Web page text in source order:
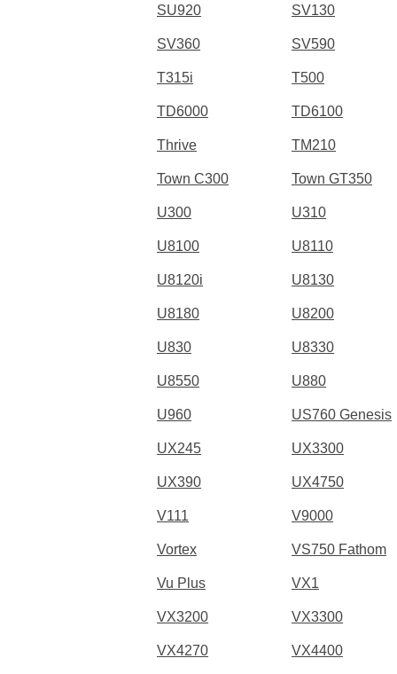
SU920 SV130
SV360 SV590
T315i T500
TD6000 TD6100
Thrive TM210
Town C300 Town GT350
U300 U310
U8100 U8110
U8120i U8130
U8180 U8200
U830 U8330
U8550 U880
U960 US760 Genesis
UX245 UX3300
UX390 UX4750
V111 V9000
Vortex VS750 Fathom
Vu Plus VX1
VX3200 VX3300
VX4270 VX4400